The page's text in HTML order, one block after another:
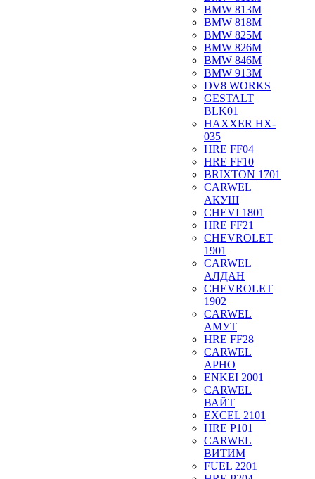
BMW 813M
BMW 818M
BMW 825M
BMW 826M
BMW 846M
BMW 913M
DV8 WORKS
GESTALT
BLK01
HAXXER HX-
035
HRE FF04
HRE FF10
BRIXTON 1701
CARWEL
АКУШ
CHEVI 1801
HRE FF21
CHEVROLET
1901
CARWEL
АЛДАН
CHEVROLET
1902
CARWEL
АМУТ
HRE FF28
CARWEL
АРНО
ENKEI 2001
CARWEL
ВАЙТ
EXCEL 2101
HRE P101
CARWEL
ВИТИМ
FUEL 2201